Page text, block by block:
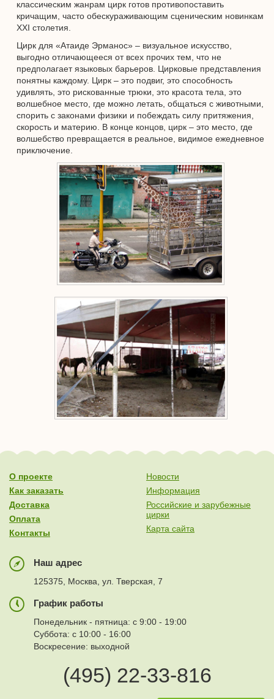
классическим жанрам цирк готов противопоставить
кричащим, часто обескураживающим сценическим новинкам
XXI столетия.
Цирк для «Атаиде Эрманос» – визуальное искусство,
выгодно отличающееся от всех прочих тем, что не
предполагает языковых барьеров. Цирковые представления
понятны каждому. Цирк – это подвиг, это способность
удивлять, это рискованные трюки, это красота тела, это
волшебное место, где можно летать, общаться с животными,
спорить с законами физики и побеждать силу притяжения,
скорость и материю. В конце концов, цирк – это место, где
волшебство превращается в реальное, видимое ежедневное
приключение.
О проекте
Как заказать
Доставка
Оплата
Контакты
Новости
Информация
Российские и зарубежные
цирки
Карта сайта
Наш адрес
125375, Москва, ул. Тверская, 7
График работы
Понедельник - пятница: с 9:00 - 19:00
Суббота: с 10:00 - 16:00
Воскресение: выходной
(495) 22-33-816